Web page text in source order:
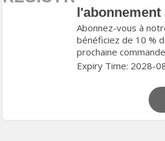
Abonnez-vous à
bénéficiez de 10 %
prochaine
Expiry Time: 2028-